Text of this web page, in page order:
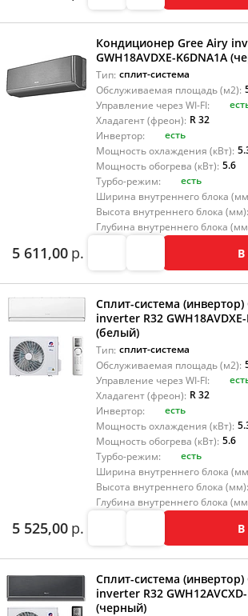
Кондиционер Gree Airy
GWH18AVDXE-K6DNA1A
Тип: сплит-система
Обслуживаемая площадь (м2):
Управление через WI-FI:
Хладагент (фреон): R 32
Инвертор:
есть
Мощность охлаждения (кВт):
Мощность обогрева (кВт): 5.6
Турбо-режим:
есть
Ширина внутреннего блока
Высота внутреннего блока (мм):
Глубина внутреннего блока
5 611,00 р. В
Сплит-система (инвертор)
inverter R32
(белый)
Тип: сплит-система
Обслуживаемая площадь (м2):
Управление через WI-FI:
Хладагент (фреон): R 32
Инвертор:
есть
Мощность охлаждения (кВт):
Мощность обогрева (кВт): 5.6
Турбо-режим:
есть
Ширина внутреннего блока
Высота внутреннего блока (мм):
Глубина внутреннего блока
5 525,00 р. В
Сплит-система (инвертор)
inverter R32
(черный)